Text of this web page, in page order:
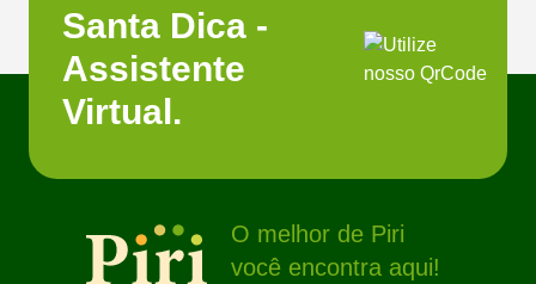
Santa Dica -
Assistente
Virtual.
O melhor de Piri
você encontra aqui!